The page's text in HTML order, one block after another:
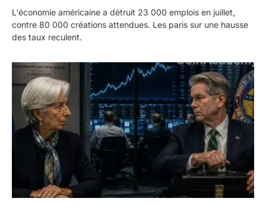
L'économie américaine a détruit 23 000 emplois en juillet,
contre 80 000 créations attendues. Les paris sur une hausse
des taux reculent.
Yen : Washington a vendu des euros sans prévenir la